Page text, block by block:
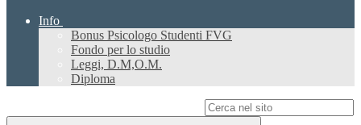
Info
Bonus Psicologo Studenti FVG
Fondo per lo studio
Leggi, D.M,O.M.
Diploma